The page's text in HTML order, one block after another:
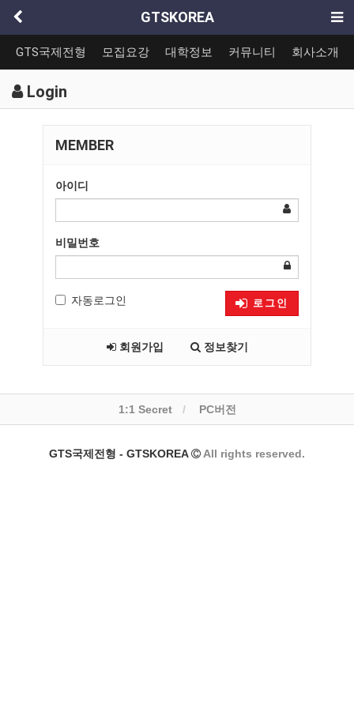
GTSKOREA
GTS국제전형 모집요강 대학정보 커뮤니티 회사소개
Login
MEMBER
아이디
비밀번호
자동로그인 로그인
회원가입 정보찾기
1:1 Secret PC버전
GTS국제전형 - GTSKOREA All rights reserved.